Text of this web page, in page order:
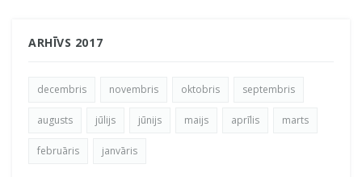
ARHĪVS 2017
decembris novembris oktobris septembris
augusts jūlijs jūnijs maijs aprīlis marts
februāris janvāris